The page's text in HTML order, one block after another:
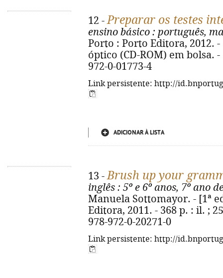
12 -Preparar os testes
ensino básico : português,
Porto : Porto Editora, 2012. -
óptico (CD-ROM) em bolsa.
972-0-01773-4
Link persistente: http://
ADICIONAR À LISTA
13 -Brush up your
inglês : 5º e 6º anos, 7º ano
Manuela Sottomayor. - [1ª
Editora, 2011. - 368 p. : il. ;
978-972-0-20271-0
Link persistente: http://